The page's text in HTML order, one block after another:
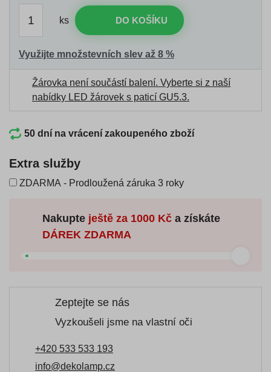
ks DO KOŠÍKU
Využijte množstevních slev až 8 %
Žárovka není součástí balení. Vyberte si z naší
nabídky LED žárovek s paticí GU5.3.
50 dní na vrácení zakoupeného zboží
Extra služby
ZDARMA - Prodloužená záruka 3 roky
Nakupte ještě za1000 Kča získáte
DÁREK ZDARMA
Zeptejte se nás
Vyzkoušeli jsme na vlastní oči
+420 533 533 193
info@dekolamp.cz